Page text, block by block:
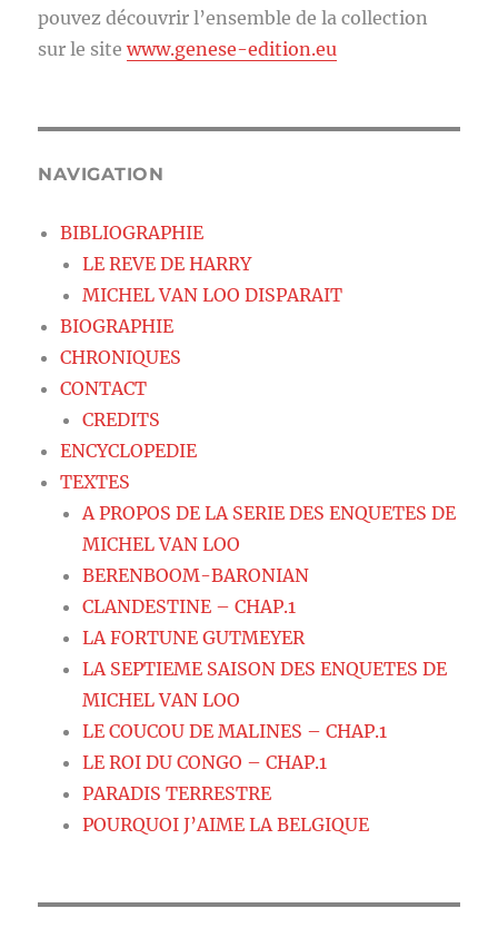
pouvez découvrir l’ensemble de la collection
sur le sitewww.genese-edition.eu
NAVIGATION
BIBLIOGRAPHIE
LE REVE DE HARRY
MICHEL VAN LOO DISPARAIT
BIOGRAPHIE
CHRONIQUES
CONTACT
CREDITS
ENCYCLOPEDIE
TEXTES
A PROPOS DE LA SERIE DES ENQUETES DE
MICHEL VAN LOO
BERENBOOM-BARONIAN
CLANDESTINE – CHAP.1
LA FORTUNE GUTMEYER
LA SEPTIEME SAISON DES ENQUETES DE
MICHEL VAN LOO
LE COUCOU DE MALINES – CHAP.1
LE ROI DU CONGO – CHAP.1
PARADIS TERRESTRE
POURQUOI J’AIME LA BELGIQUE